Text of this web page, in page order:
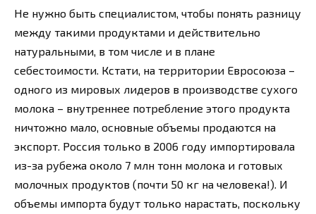
Не нужно быть специалистом, чтобы понять разницу
между такими продуктами и действительно
натуральными, в том числе и в плане
себестоимости. Кстати, на территории Евросоюза –
одного из мировых лидеров в производстве сухого
молока – внутреннее потребление этого продукта
ничтожно мало, основные объемы продаются на
экспорт. Россия только в 2006 году импортировала
из-за рубежа около 7 млн тонн молока и готовых
молочных продуктов (почти 50 кг на человека!). И
объемы импорта будут только нарастать, поскольку